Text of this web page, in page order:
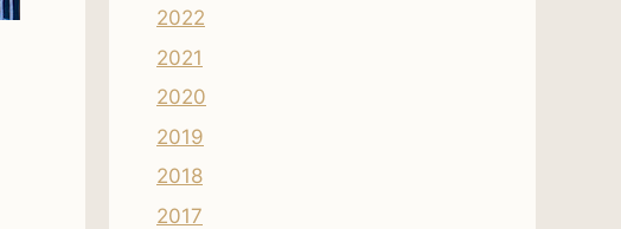
2022
2021
2020
2019
2018
2017